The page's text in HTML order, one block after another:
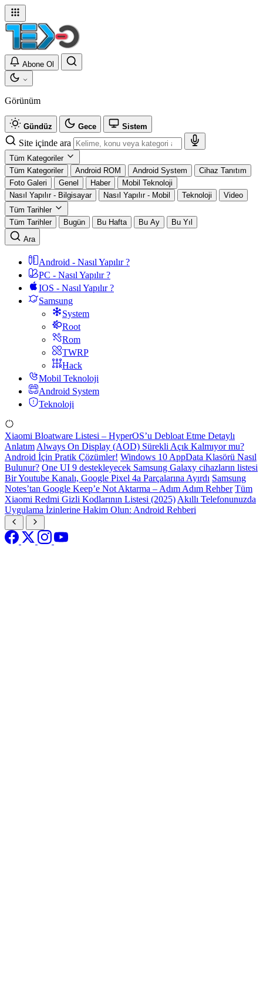
Abone Ol
Görünüm
Gündüz Gece Sistem
Site içinde ara
Tüm Kategoriler
Tüm Kategoriler
Android ROM Android System
Cihaz Tanıtım
Foto Galeri
Genel Haber
Mobil Teknoloji
Nasıl Yapılır - Bilgisayar
Nasıl Yapılır - Mobil Teknoloji
Video
Tüm Tarihler
Tüm Tarihler
Bugün Bu Hafta Bu Ay
Bu Yıl
Ara
Android - Nasıl Yapılır ?
PC - Nasıl Yapılır ?
IOS - Nasıl Yapılır ?
Samsung
System
Root
Rom
TWRP
Hack
Mobil Teknoloji
Android System
Teknoloji
Xiaomi Bloatware Listesi – HyperOS’u Debloat Etme Detaylı
Anlatım Always On Display (AOD) Sürekli Açık Kalmıyor mu?
Android İçin Pratik Çözümler! Windows 10 AppData Klasörü Nasıl
Bulunur? One UI 9 destekleyecek Samsung Galaxy cihazların listesi
Bir Youtube Kanalı, Google Pixel 4a Parçalarına Ayırdı Samsung
Notes’tan Google Keep’e Not Aktarma – Adım Adım Rehber Tüm
Xiaomi Redmi Gizli Kodlarının Listesi (2025) Akıllı Telefonunuzda
Uygulama İzinlerine Hakim Olun: Android Rehberi